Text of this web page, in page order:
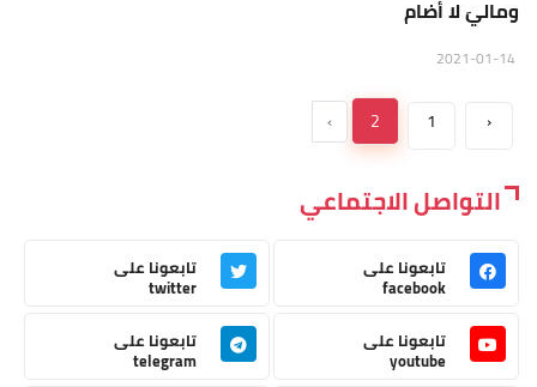
وماليَ لا أُضام
‹
1
2
›
التواصل الاجتماعي
تابعونا على
facebook
تابعونا على
twitter
تابعونا على
youtube
تابعونا على
telegram